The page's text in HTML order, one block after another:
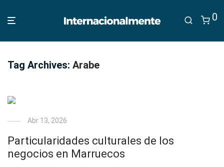
0
Tag Archives: Arabe
Abr 13, 2026
Particularidades culturales de los
negocios en Marruecos